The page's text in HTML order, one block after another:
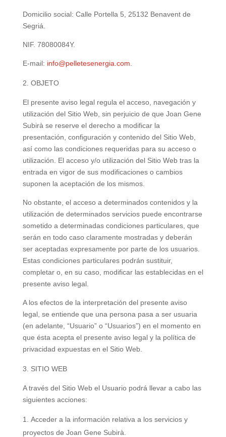
Domicilio social: Calle Portella 5, 25132 Benavent de
Segriá.
NIF. 78080084Y.
E-mail: info@pelletesenergia.com
OBJETO
El presente aviso legal regula el acceso, navegación y
utilización del Sitio Web, sin perjuicio de que Joan Gene
Subirà se reserve el derecho a modificar la
presentación, configuración y contenido del Sitio Web,
así como las condiciones requeridas para su acceso o
utilización. El acceso y/o utilización del Sitio Web tras la
entrada en vigor de sus modificaciones o cambios
suponen la aceptación de los mismos.
No obstante, el acceso a determinados contenidos y la
utilización de determinados servicios puede encontrarse
sometido a determinadas condiciones particulares, que
serán en todo caso claramente mostradas y deberán
ser aceptadas expresamente por parte de los usuarios.
Estas condiciones particulares podrán sustituir,
completar o, en su caso, modificar las establecidas en el
presente aviso legal.
A los efectos de la interpretación del presente aviso
legal, se entiende que una persona pasa a ser usuaria
(en adelante, “Usuario” o “Usuarios”) en el momento en
que ésta acepta el presente aviso legal y la política de
privacidad expuestas en el Sitio Web.
SITIO WEB
A través del Sitio Web el Usuario podrá llevar a cabo las
siguientes acciones:
Acceder a la información relativa a los servicios y
proyectos de Joan Gene Subirà.